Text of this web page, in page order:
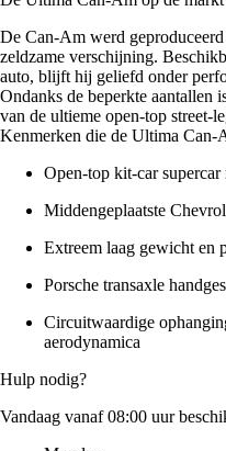
De Can‑Am werd
zeldzame verschijning.
auto, blijft hij geliefd onder
Ondanks de beperkte aantallen
van de ultieme open‑top
Kenmerken die de Ultima
Open-top kit-car supercar
Middengeplaatste
Extreem laag gewicht en
Porsche transaxle
Circuitwaardige
aerodynamica
Hulp nodig?
Vandaag vanaf 08:00 uur